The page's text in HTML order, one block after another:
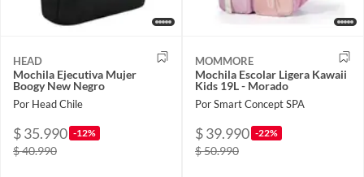
HEAD
Mochila Ejecutiva Mujer
Boogy New Negro
Por Head Chile
$ 35.990 -12%
$ 40.990
MOMMORE
Mochila Escolar Ligera Kawaii
Kids 19L - Morado
Por Smart Concept SPA
$ 39.990 -22%
$ 50.990